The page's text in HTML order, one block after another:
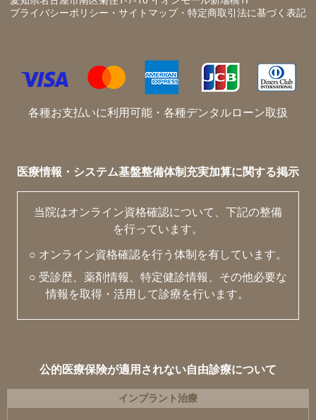
プライバシーポリシー・サイトマップ・特定商取引法に基づく表記
各種お支払いに利用可能・各種デンタルローン取扱
医療情報・システム基盤整備体制充実加算に関する掲示
当院はオンライン資格確認について、下記の整備
を行っています。
○ オンライン資格確認を行う体制を有しています。
○ 受診歴、薬剤情報、特定健診情報、その他必要な
情報を取得・活用して診療を行います。
公的医療保険が適用されない自由診療について
インプラント治療